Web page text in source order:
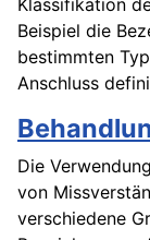
Klassifikation
Beispiel die
bestimmten
Anschluss
Die
von
verschiedene